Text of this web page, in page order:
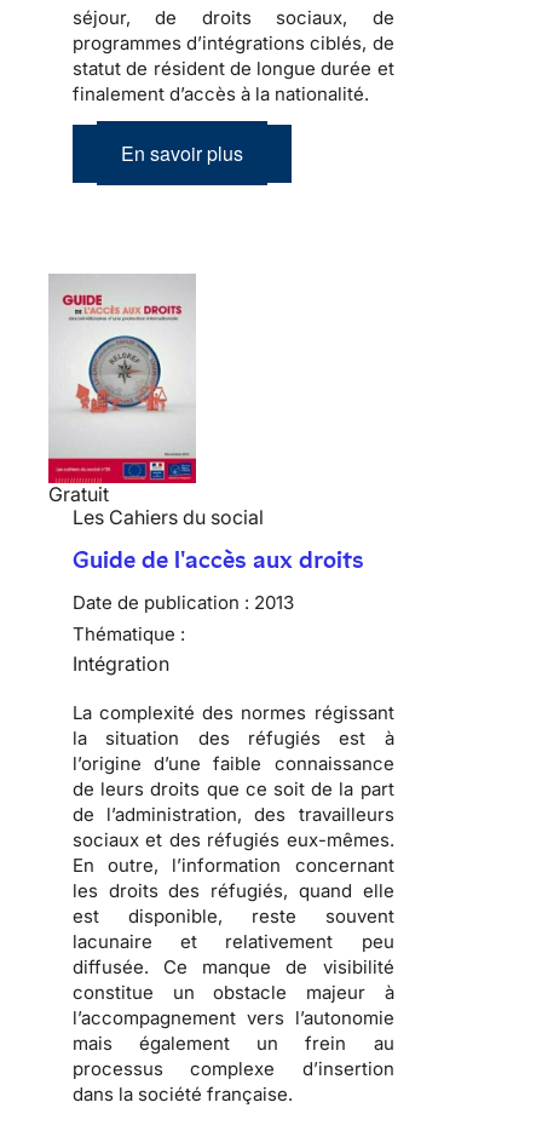
séjour, de droits sociaux, de
programmes d’intégrations ciblés, de
statut de résident de longue durée et
finalement d’accès à la nationalité.
En savoir plus
Gratuit
Les Cahiers du social
Guide de l'accès aux droits
Date de publication : 2013
Thématique :
Intégration
La complexité des normes régissant
la situation des réfugiés est à
l’origine d’une faible connaissance
de leurs droits que ce soit de la part
de l’administration, des travailleurs
sociaux et des réfugiés eux-mêmes.
En outre, l’information concernant
les droits des réfugiés, quand elle
est disponible, reste souvent
lacunaire et relativement peu
diffusée. Ce manque de visibilité
constitue un obstacle majeur à
l’accompagnement vers l’autonomie
mais également un frein au
processus complexe d’insertion
dans la société française.